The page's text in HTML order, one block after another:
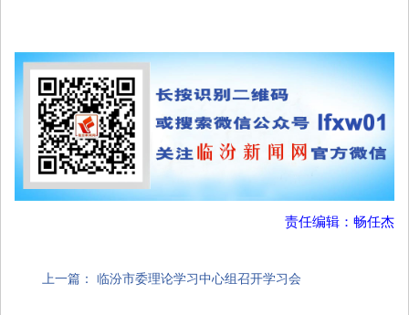
责任编辑：畅任杰
上一篇： 临汾市委理论学习中心组召开学习会